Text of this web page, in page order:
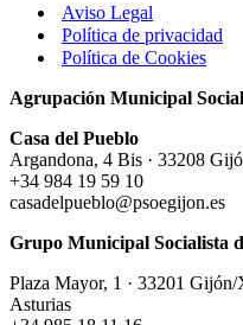
Aviso Legal
Política de privacidad
Política de Cookies
Agrupación Municipal
Casa del Pueblo
Argandona, 4 Bis · 33208
+34 984 19 59 10
casadelpueblo@psoegijon.es
Grupo Municipal Socialista
Plaza Mayor, 1 · 33201
Asturias